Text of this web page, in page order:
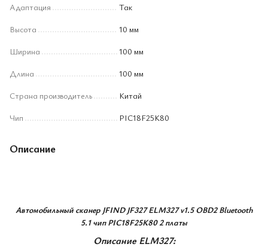
Адаптация
Так
Высота
10 мм
Ширина
100 мм
Длина
100 мм
Страна производитель
Китай
Чип
PIC18F25K80
Описание
Автомобильный сканер JFIND JF327 ELM327 v1.5 OBD2 Bluetooth
5.1 чип PIC18F25K80 2 платы
Описание ELM327: